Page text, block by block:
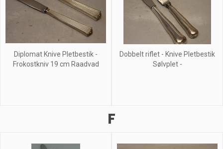
Diplomat Knive Pletbestik -
Frokostkniv 19 cm Raadvad
Dobbelt riflet - Knive Pletbestik
Sølvplet -
F